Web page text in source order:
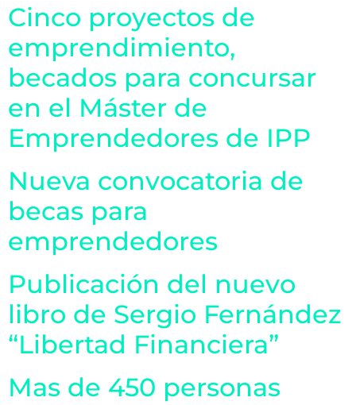
Cinco proyectos de
emprendimiento,
becados para concursar
en el Máster de
Emprendedores de IPP
Nueva convocatoria de
becas para
emprendedores
Publicación del nuevo
libro de Sergio Fernández
“Libertad Financiera”
Mas de 450 personas